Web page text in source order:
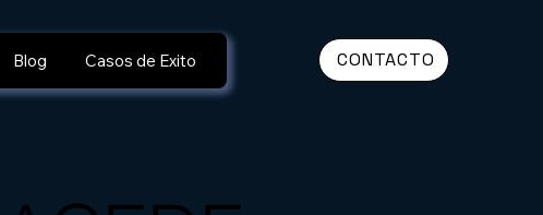
Blog Casos de Exito CONTACTO